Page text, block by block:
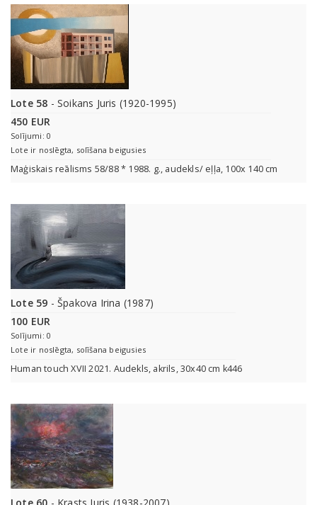
Lote 58 - Soikans Juris (1920-1995)
450 EUR
Solījumi: 0
Lote ir noslēgta, solīšana beigusies
Maģiskais reālisms 58/88 * 1988. g., audekls/ eļļa, 100x 140 cm
Lote 59 - Špakova Irina (1987)
100 EUR
Solījumi: 0
Lote ir noslēgta, solīšana beigusies
Human touch XVII 2021. Audekls, akrils, 30x40 cm k446